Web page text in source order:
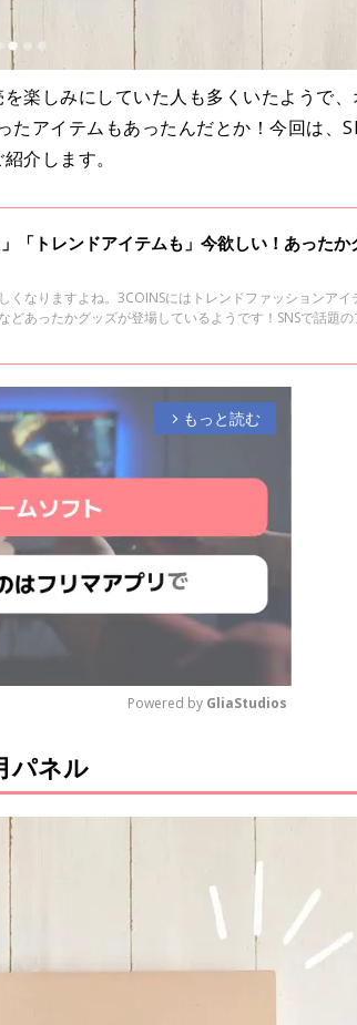
楽しみにしていた人も多くいたようで、
アイテムもあったんだとか！今回は、
介します。
「トレンドアイテムも」今欲しい！あったか
くなりますよね。3COINSにはトレンドファッションアイ
あったかグッズが登場しているようです！SNSで話題の
arrow_forward_ios もっと読む
u
Powered by GliaStudios
パネル